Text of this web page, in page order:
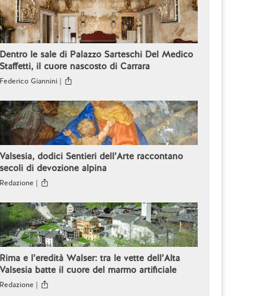
Dentro le sale di Palazzo Sarteschi Del Medico
Staffetti, il cuore nascosto di Carrara
Federico Giannini |
Valsesia, dodici Sentieri dell’Arte raccontano
secoli di devozione alpina
Redazione |
Rima e l’eredità Walser: tra le vette dell’Alta
Valsesia batte il cuore del marmo artificiale
Redazione |